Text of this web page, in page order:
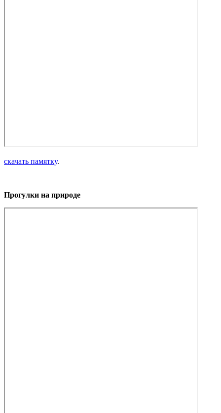
скачать памятку.
Прогулки на природе